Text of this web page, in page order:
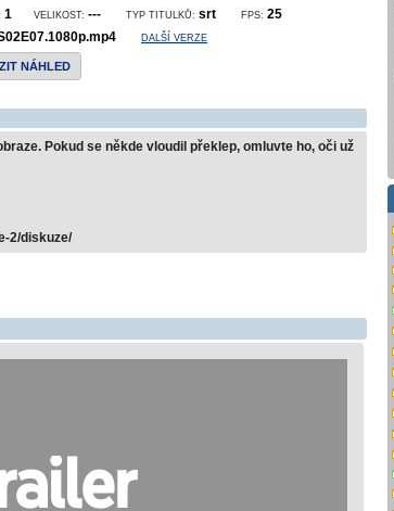
1 VELIKOST: --- TYP TITULKŮ: srt FPS: 25
DALŠÍ VERZE
NÁHLED
Pokud se někde vloudil překlep, omluvte ho, oči už
2/diskuze/